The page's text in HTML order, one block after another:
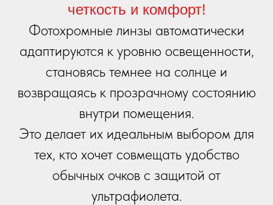
четкость и комфорт!
Фотохромные линзы автоматически
адаптируются к уровню освещенности,
становясь темнее на солнце и
возвращаясь к прозрачному состоянию
внутри помещения.
Это делает их идеальным выбором для
тех, кто хочет совмещать удобство
обычных очков с защитой от
ультрафиолета.